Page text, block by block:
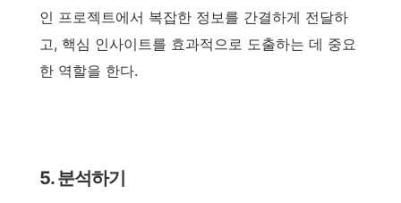
인 프로젝트에서 복잡한 정보를 간결하게 전달하
고, 핵심 인사이트를 효과적으로 도출하는 데 중요
한 역할을 한다.
5. 분석하기